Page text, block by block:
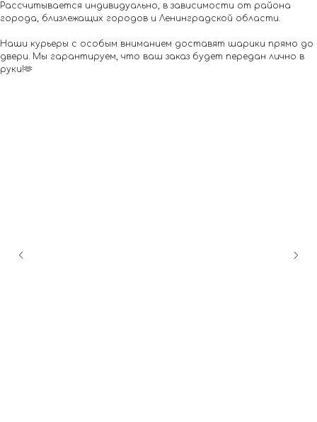
Рассчитывается индивидуально, в зависимости от района
города, близлежащих городов и Ленинградской области.
Наши курьеры с особым вниманием доставят шарики прямо до
двери. Мы гарантируем, что ваш заказ будет передан лично в
руки!🫶